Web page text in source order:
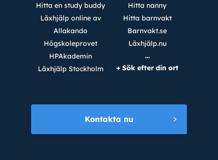
Hitta en study buddy
Läxhjälp online av
Allakando
Högskoleprovet
HPAkademin
Läxhjälp Stockholm
Hitta nanny
Hitta barnvakt
Barnvakt.se
Läxhjälp.nu
…
+ Sök efter din ort
Kontakta nu